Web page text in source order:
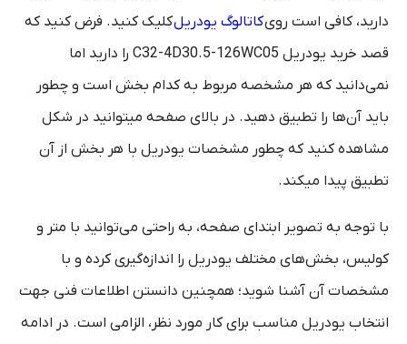
دارید، کافی است رویکاتالوگ یودریلکلیک کنید. فرض کنید که
قصد خرید یودریل C32-4D30.5-126WC05 را دارید اما
نمی‌دانید که هر مشخصه مربوط به کدام بخش است و چطور
باید آن‌ها را تطبیق دهید. در بالای صفحه میتوانید در شکل
مشاهده کنید که چطور مشخصات یودریل با هر بخش از آن
تطبیق پیدا میکند.
با توجه به تصویر ابتدای صفحه، به راحتی می‌توانید با متر و
کولیس، بخش‌های مختلف یودریل را اندازه‌گیری کرده و با
مشخصات آن آشنا شوید؛ همچنین دانستن اطلاعات فنی جهت
انتخاب یودریل مناسب برای کار مورد نظر، الزامی است. در ادامه